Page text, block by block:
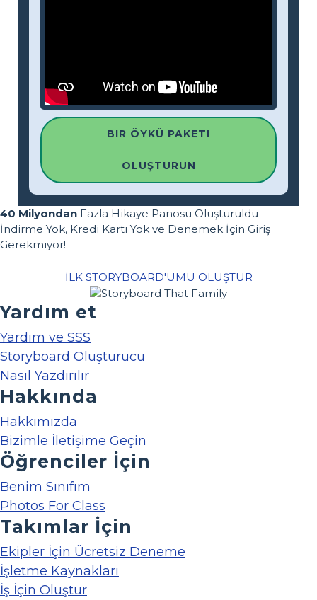
BIR ÖYKÜ PAKETI
OLUŞTURUN
40 Milyondan Fazla Hikaye Panosu Oluşturuldu
İndirme Yok, Kredi Kartı Yok ve Denemek İçin Giriş
Gerekmiyor!
İLK STORYBOARD'UMU OLUŞTUR
Yardım et
Yardım ve SSS
Storyboard Oluşturucu
Nasıl Yazdırılır
Hakkında
Hakkımızda
Bizimle İletişime Geçin
Öğrenciler İçin
Benim Sınıfım
Photos For Class
Takımlar İçin
Ekipler İçin Ücretsiz Deneme
İşletme Kaynakları
İş İçin Oluştur